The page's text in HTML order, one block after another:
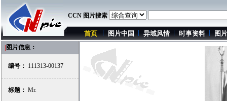
CCN 图片搜索
首页 图片中国 异域风情 时事资料 图
图片信息：
编号： 111313-00137
标题： Mr.